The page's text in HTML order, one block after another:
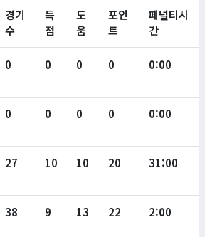
경기
수
득
점
도
움
포인
트
페널티시
간
0 0 0 0 0:00
0 0 0 0 0:00
27 10 10 20 31:00
38 9 13 22 2:00